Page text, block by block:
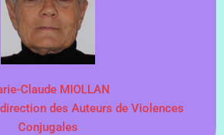
Claude MIOLLAN
des Auteurs de Violences
Conjugales